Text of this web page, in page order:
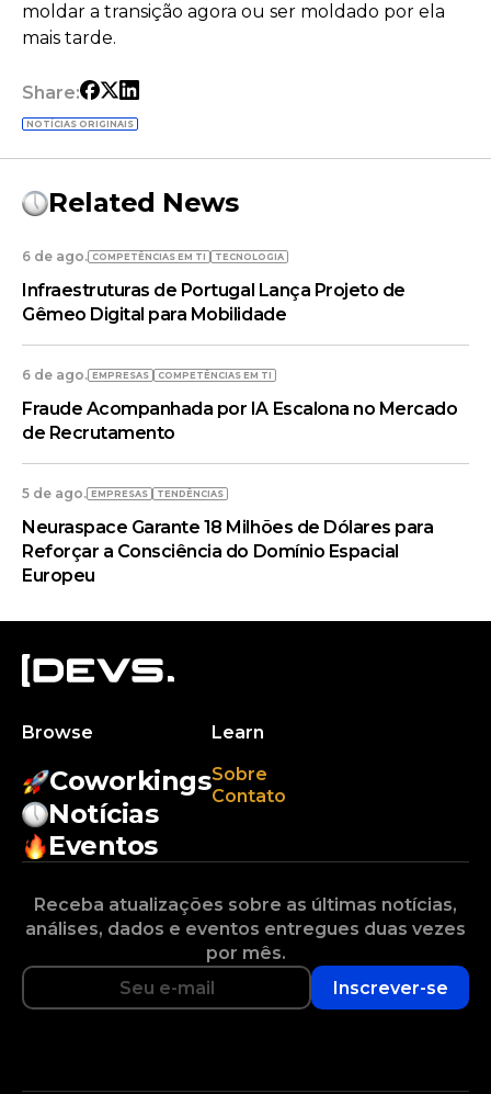
moldar a transição agora ou ser moldado por ela
mais tarde.
Share:
NOTÍCIAS ORIGINAIS
Related News
6 de ago. COMPETÊNCIAS EM TI TECNOLOGIA
Infraestruturas de Portugal Lança Projeto de
Gêmeo Digital para Mobilidade
6 de ago. EMPRESAS COMPETÊNCIAS EM TI
Fraude Acompanhada por IA Escalona no Mercado
de Recrutamento
5 de ago. EMPRESAS TENDÊNCIAS
Neuraspace Garante 18 Milhões de Dólares para
Reforçar a Consciência do Domínio Espacial
Europeu
Browse
Coworkings
Notícias
Eventos
Learn
Sobre
Contato
Receba atualizações sobre as últimas notícias,
análises, dados e eventos entregues duas vezes
por mês.
Inscrever-se